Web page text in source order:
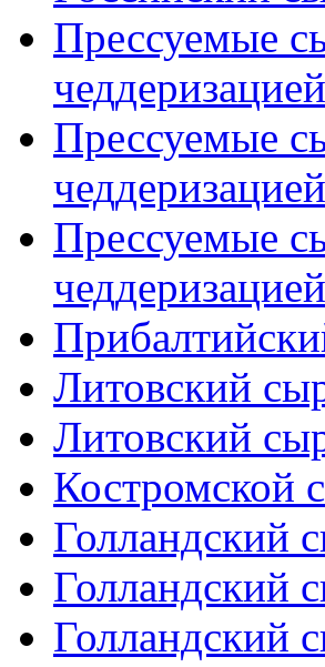
Прессуемые
Прессуемые
Прессуемые
Литовский
Литовский
Костромской
Голландский
Голландский
Голландский